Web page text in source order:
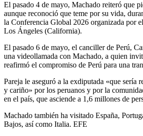
El pasado 4 de mayo, Machado reiteró que
aunque reconoció que teme por su vida,
la Conferencia Global 2026 organizada por
Los Ángeles (California).
El pasado 6 de mayo, el canciller de Perú,
una videollamada con Machado, a quien
reafirmó el compromiso de Perú para una
Pareja le aseguró a la exdiputada «que sería
y cariño» por los peruanos y por la
en el país, que asciende a 1,6 millones de
Machado también ha visitado España,
Bajos, así como Italia. EFE